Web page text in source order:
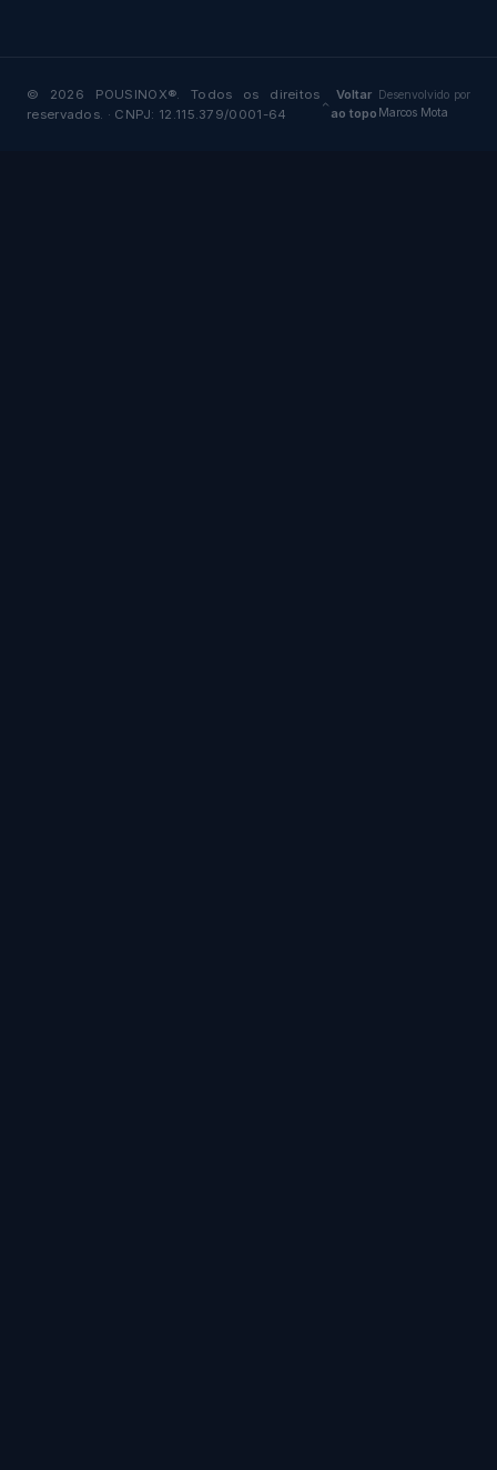
© 2026 POUSINOX®. Todos os direitos
reservados. · CNPJ: 12.115.379/0001-64
Voltar
ao topo
Desenvolvido por
Marcos Mota